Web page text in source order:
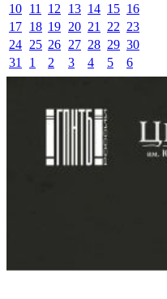
10 11 12 13 14 15 16
17 18 19 20 21 22 23
24 25 26 27 28 29 30
31
1 2 3 4 5 6